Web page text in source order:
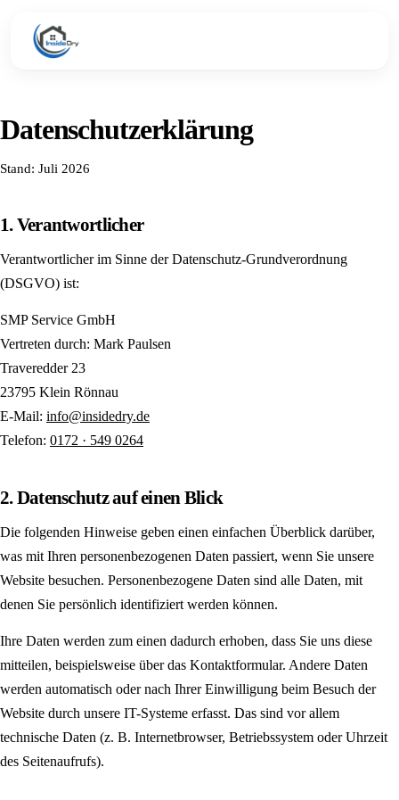
Datenschutz­erklärung
Stand: Juli 2026
1. Verantwortlicher
Verantwortlicher im Sinne der Datenschutz-Grundverordnung
(DSGVO) ist:
SMP Service GmbH
Vertreten durch: Mark Paulsen
Traveredder 23
23795 Klein Rönnau
E-Mail: info@insidedry.de
Telefon: 0172 · 549 0264
2. Datenschutz auf einen Blick
Die folgenden Hinweise geben einen einfachen Überblick darüber,
was mit Ihren personenbezogenen Daten passiert, wenn Sie unsere
Website besuchen. Personenbezogene Daten sind alle Daten, mit
denen Sie persönlich identifiziert werden können.
Ihre Daten werden zum einen dadurch erhoben, dass Sie uns diese
mitteilen, beispielsweise über das Kontaktformular. Andere Daten
werden automatisch oder nach Ihrer Einwilligung beim Besuch der
Website durch unsere IT-Systeme erfasst. Das sind vor allem
technische Daten (z. B. Internetbrowser, Betriebssystem oder Uhrzeit
des Seitenaufrufs).